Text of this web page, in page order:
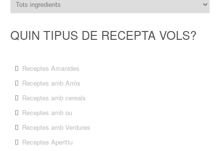
QUIN TIPUS DE RECEPTA VOLS?
Receptes Amanides
Receptes amb Arròs
Receptes amb cereals
Receptes amb ou
Receptes amb Verdures
Receptes Aperitiu